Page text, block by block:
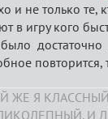
и не только те,
в игру кого
повторится,
ЖЕ Я